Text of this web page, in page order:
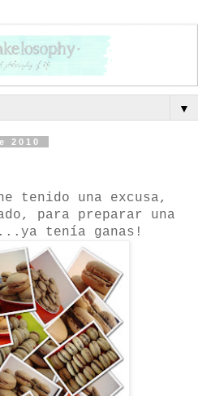
▼
2010
una excusa,
para preparar una
tenía ganas!